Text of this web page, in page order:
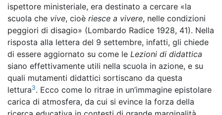
ispettore ministeriale, era destinato a cercare «la
scuola che vive, cioè riesce a vivere, nelle condizioni
peggiori di disagio» (Lombardo Radice 1928, 41). Nella
risposta alla lettera del 9 settembre, infatti, gli chiede
di essere aggiornato su come le Lezioni di didattica
siano effettivamente utili nella scuola in azione, e su
quali mutamenti didattici sortiscano da questa
lettura3. Ecco come lo ritrae in un’immagine epistolare
carica di atmosfera, da cui si evince la forza della